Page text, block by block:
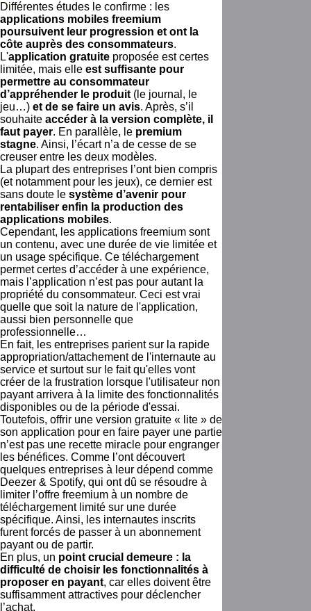
Différentes études le confirme : les
applications mobiles freemium
poursuivent leur progression et ont la
côte auprès des consommateurs.
L'application gratuite proposée est certes
limitée, mais elle est suffisante pour
permettre au consommateur
d’appréhender le produit (le journal, le
jeu…) et de se faire un avis. Après, s’il
souhaite accéder à la version complète, il
faut payer. En parallèle, le premium
stagne. Ainsi, l’écart n’a de cesse de se
creuser entre les deux modèles.
La plupart des entreprises l’ont bien compris
(et notamment pour les jeux), ce dernier est
sans doute le système d’avenir pour
rentabiliser enfin la production des
applications mobiles.
Cependant, les applications freemium sont
un contenu, avec une durée de vie limitée et
un usage spécifique. Ce téléchargement
permet certes d’accéder à une expérience,
mais l’application n’est pas pour autant la
propriété du consommateur. Ceci est vrai
quelle que soit la nature de l'application,
aussi bien personnelle que
professionnelle…
En fait, les entreprises parient sur la rapide
appropriation/attachement de l'internaute au
service et surtout sur le fait qu'elles vont
créer de la frustration lorsque l'utilisateur non
payant arrivera à la limite des fonctionnalités
disponibles ou de la période d'essai.
Toutefois, offrir une version gratuite « lite » de
son application pour en faire payer une partie
n’est pas une recette miracle pour engranger
les bénéfices. Comme l’ont découvert
quelques entreprises à leur dépend comme
Deezer & Spotify, qui ont dû se résoudre à
limiter l’offre freemium à un nombre de
téléchargement limité sur une durée
spécifique. Ainsi, les internautes inscrits
furent forcés de passer à un abonnement
payant ou de partir.
En plus, un point crucial demeure : la
difficulté de choisir les fonctionnalités à
proposer en payant, car elles doivent être
suffisamment attractives pour déclencher
l’achat.